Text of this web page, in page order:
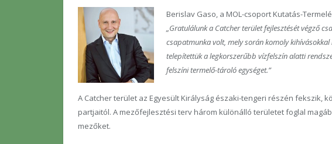
Berislav Gaso, a MOL-csoport Kutatás-
„Gratulálunk a Catcher terület fejlesztését végző
csapatmunka volt, mely során komoly
telepítettük a legkorszerűbb vízfelszín alatti
felszíni termelő-tároló egységet.”
A Catcher terület az Egyesült Királyság északi-tengeri részén fekszik,
partjaitól. A mezőfejlesztési terv három különálló területet foglal
mezőket.